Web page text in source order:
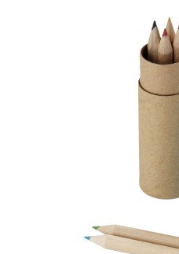
Minimale afname: